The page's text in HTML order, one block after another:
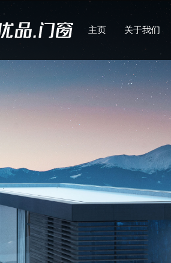
主页 关于我们